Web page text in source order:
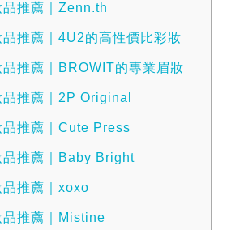
推薦｜Zenn.th
推薦｜4U2的高性價比彩妝
推薦｜BROWIT的專業眉妝
推薦｜2P Original
品推薦｜Cute Press
品推薦｜Baby Bright
推薦｜xoxo
品推薦｜Mistine